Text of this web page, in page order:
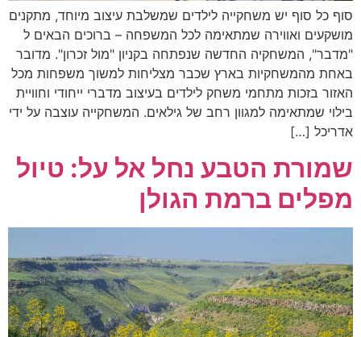
סוף כל סוף יש משחקייה לילדים שמשלבת עיצוב מיוחד, מתקנים
מושקעים ואווירה שמתאימה לכל המשפחה – ברוכים הבאים ל
"מדבר", המשחקיה החדשה שנפתחה בקניון "מול זכרון". מדובר
באחת מהמשחקיות בארץ שכבר מצליחות למשוך משפחות מכל
האזור בזכות מתחמי משחק לילדים בעיצוב מדברי ייחודי וחוויית
בילוי שמתאימה למגוון רחב של גילאים. המשחקייה עוצבה על ידי
אדריכל […]
שמורת הטבע נחל אל על: טיול
מפלים ברמת הגולן